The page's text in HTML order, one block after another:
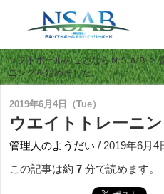
ソフトボールのことならＮＳＡＢ>
ニングを始めました。
2019年6月4日（Tue）
ウエイトトレーニ
管理人のようだい / 2019年6月4
この記事は約 7 分で読めます。